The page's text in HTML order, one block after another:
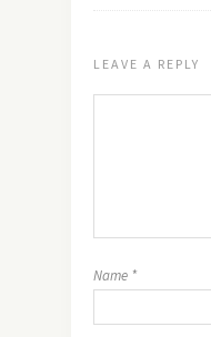
LEAVE A REPLY
Name *